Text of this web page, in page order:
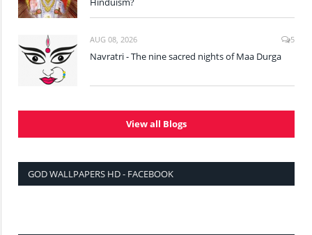
AUG 08, 2026 5
Navratri - The nine sacred nights of Maa Durga
View all Blogs
GOD WALLPAPERS HD - FACEBOOK